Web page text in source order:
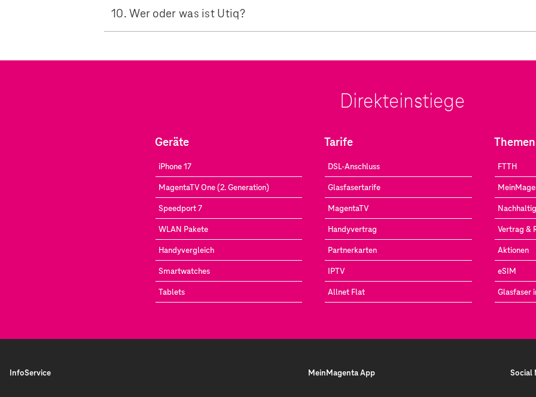
10. Wer oder was ist Utiq?
Direkteinstiege
Geräte
iPhone 17
MagentaTV One (2. Generation)
Speedport 7
WLAN Pakete
Handyvergleich
Smartwatches
Tablets
Tarife
DSL-Anschluss
Glasfasertarife
MagentaTV
Handyvertrag
Partnerkarten
IPTV
Allnet Flat
Themen
FTTH
Vertrag &
Aktionen
eSIM
Glasfaser
InfoService MeinMagenta App Social